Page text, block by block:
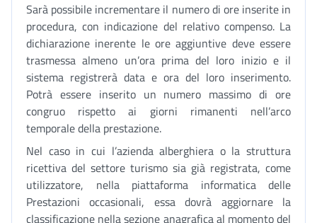
Sarà possibile incrementare il numero di ore inserite in
procedura, con indicazione del relativo compenso. La
dichiarazione inerente le ore aggiuntive deve essere
trasmessa almeno un’ora prima del loro inizio e il
sistema registrerà data e ora del loro inserimento.
Potrà essere inserito un numero massimo di ore
congruo rispetto ai giorni rimanenti nell’arco
temporale della prestazione.
Nel caso in cui l’azienda alberghiera o la struttura
ricettiva del settore turismo sia già registrata, come
utilizzatore, nella piattaforma informatica delle
Prestazioni occasionali, essa dovrà aggiornare la
classificazione nella sezione anagrafica al momento del